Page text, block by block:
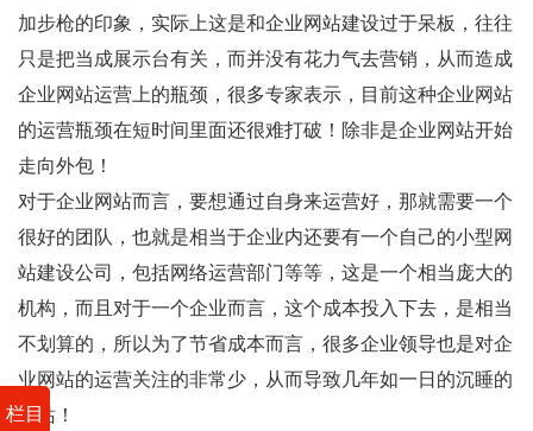
栏目
加步枪的印象，实际上这是和企业网站建设过于呆板，往往
只是把当成展示台有关，而并没有花力气去营销，从而造成
企业网站运营上的瓶颈，很多专家表示，目前这种企业网站
的运营瓶颈在短时间里面还很难打破！除非是企业网站开始
走向外包！
对于企业网站而言，要想通过自身来运营好，那就需要一个
很好的团队，也就是相当于企业内还要有一个自己的小型网
站建设公司，包括网络运营部门等等，这是一个相当庞大的
机构，而且对于一个企业而言，这个成本投入下去，是相当
不划算的，所以为了节省成本而言，很多企业领导也是对企
业网站的运营关注的非常少，从而导致几年如一日的沉睡的
网站！